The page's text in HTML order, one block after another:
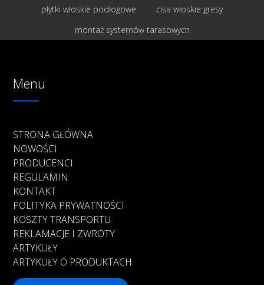
płytki włoskie podłogowe
cisa włoskie gresy
montaż systemów tarasowych
Menu
STRONA GŁÓWNA
NOWOŚCI
PRODUCENCI
REGULAMIN
KONTAKT
POLITYKA PRYWATNOŚCI
KOSZTY TRANSPORTU
REKLAMACJE I ZWROTY
ARTYKUŁY
ARTYKUŁY O PRODUKTACH